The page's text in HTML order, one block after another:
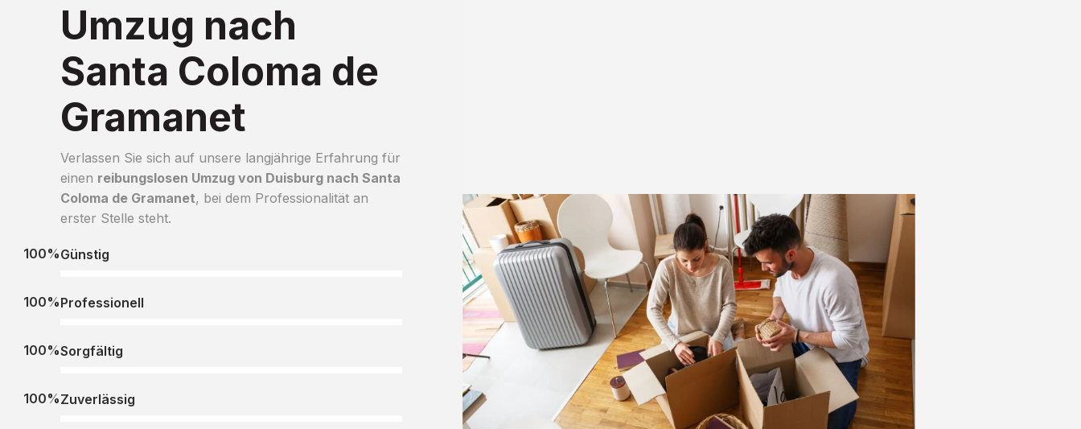
Umzug nach
Santa Coloma de
Gramanet
Verlassen Sie sich auf unsere langjährige Erfahrung für
einen reibungslosen Umzug von Duisburg nach Santa
Coloma de Gramanet, bei dem Professionalität an
erster Stelle steht.
Günstig
100%
Professionell
100%
Sorgfältig
100%
Zuverlässig
100%